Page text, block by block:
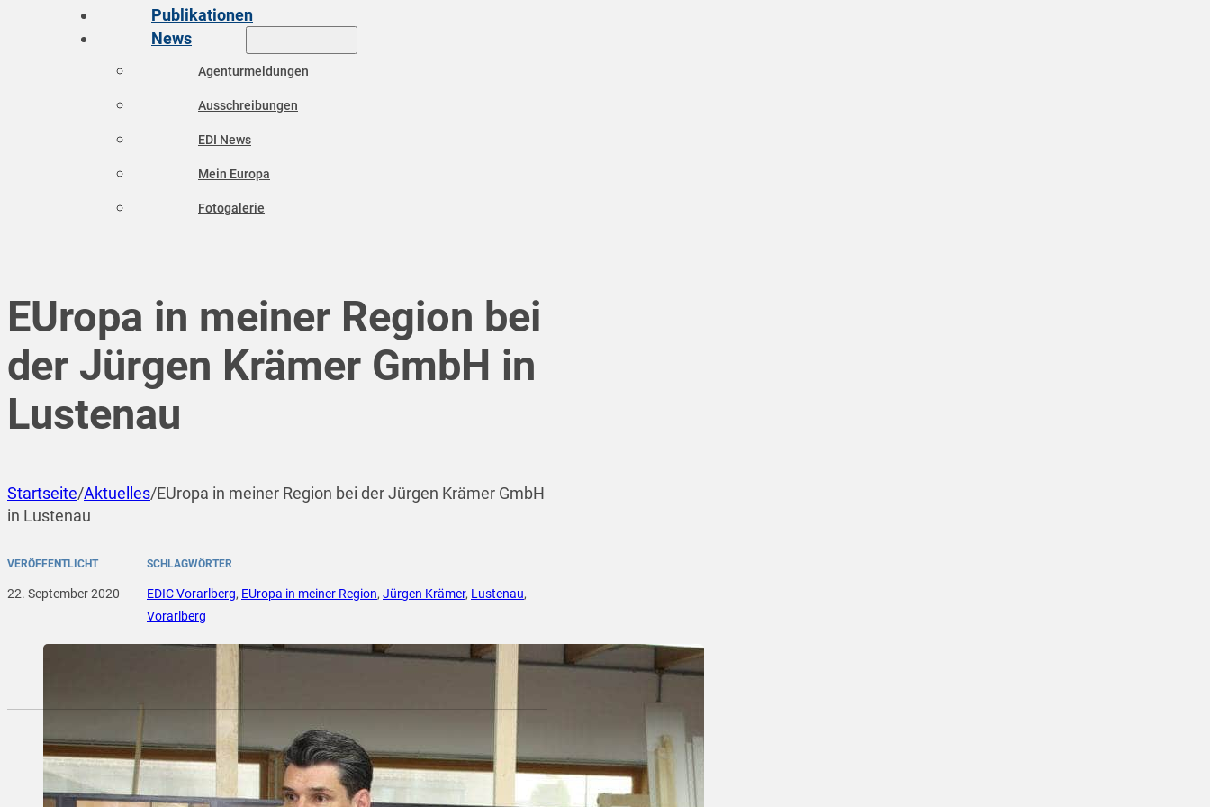
Publikationen
News
Agenturmeldungen
Ausschreibungen
EDI News
Mein Europa
Fotogalerie
EUropa in meiner Region bei
der Jürgen Krämer GmbH in
Lustenau
Startseite/Aktuelles/EUropa in meiner Region bei der Jürgen Krämer GmbH
in Lustenau
VERÖFFENTLICHT
22. September 2020
SCHLAGWÖRTER
EDIC Vorarlberg, EUropa in meiner Region, Jürgen Krämer, Lustenau,
Vorarlberg